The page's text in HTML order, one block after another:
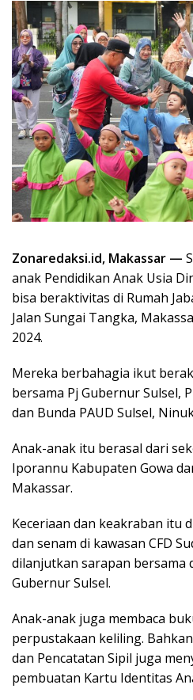
Zonaredaksi.id, Makassar —
anak Pendidikan Anak Usia
bisa beraktivitas di Rumah
Jalan Sungai Tangka,
2024.
Mereka berbahagia ikut
bersama Pj Gubernur Sulsel,
dan Bunda PAUD Sulsel,
Anak-anak itu berasal dari
Iporannu Kabupaten Gowa
Makassar.
Keceriaan dan keakraban itu
dan senam di kawasan CFD
dilanjutkan sarapan bersama
Gubernur Sulsel.
Anak-anak juga membaca
perpustakaan keliling.
dan Pencatatan Sipil juga
pembuatan Kartu Identitas